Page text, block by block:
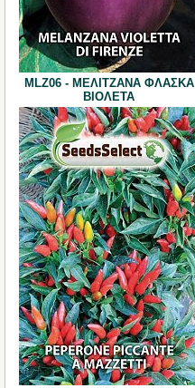
MLZ06 - ΜΕΛΙΤΖΑΝΑ ΦΛΑΣΚΑ
ΒΙΟΛΕΤΑ